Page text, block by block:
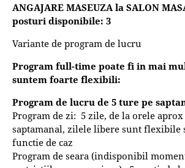
ANGAJARE MASEUZA la SALON
posturi disponibile: 3
Variante de program de lucru
Program full-time poate fi in mai
suntem foarte flexibili:
Program de lucru de 5 ture pe
Program de zi: 5 zile, de la orele aprox
saptamanal, zilele libere sunt flexibile
functie de caz
Program de seara (indisponibil